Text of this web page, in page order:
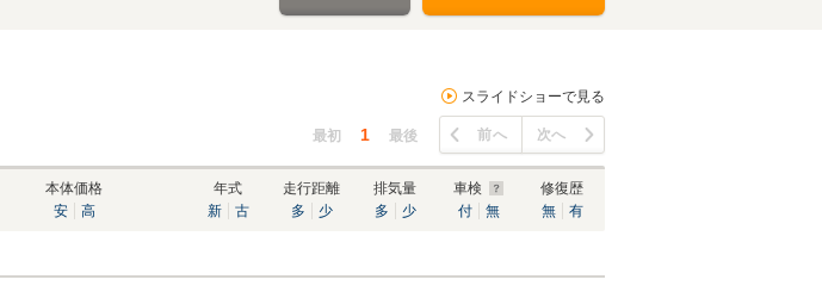
スライドショーで見る
最初 1 最後 前へ 次へ
本体価格
安
高
年式
新
古
走行距離
多
少
排気量
多
少
車検
付
無
修復歴
無
有